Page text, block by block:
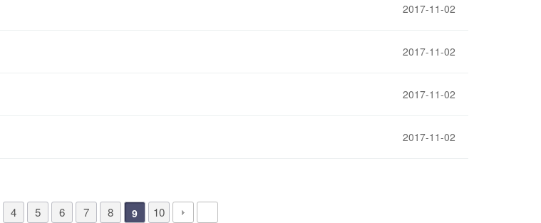
2017-11-02
2017-11-02
2017-11-02
2017-11-02
4 5 6 7 8 9 10